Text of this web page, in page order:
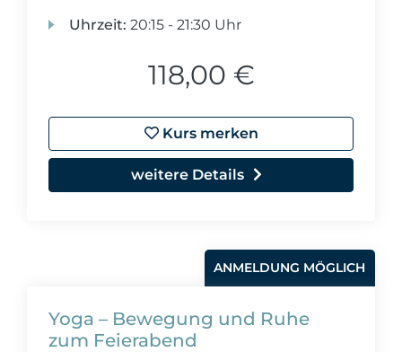
Uhrzeit: 20:15 - 21:30 Uhr
118,00 €
Kurs merken
weitere Details
ANMELDUNG MÖGLICH
Yoga – Bewegung und Ruhe
zum Feierabend